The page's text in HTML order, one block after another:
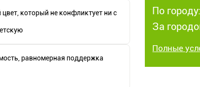
который не конфликтует ни с
равномерная поддержка
По
За
Полные